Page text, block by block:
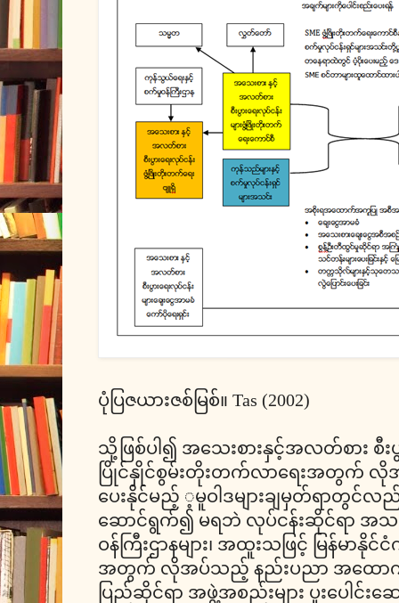
ပုံပြဇယားဇစ်မြစ်။ Tas (2002)
သို့ဖြစ်ပါ၍ အသေးစားနှင့်အလတ်စား စီး
ပြိုင်နှိုင်စွမ်းတိုးတက်လာရေးအတွက် လိုအ
ပေးနိုင်မည့် ့မူဝါဒများချမှတ်ရာတွင်
ဆောင်ရွက်၍ မရဘဲ လုပ်ငန်းဆိုင်ရာ အသ
ဝန်ကြီးဌာနများ၊ အထူးသဖြင့် မြန်မာနို
အတွက် လိုအပ်သည့် နည်းပညာ အထော
ပြည်ဆိုင်ရာ အဖွဲ့အစည်းများ ပူးပေါင်